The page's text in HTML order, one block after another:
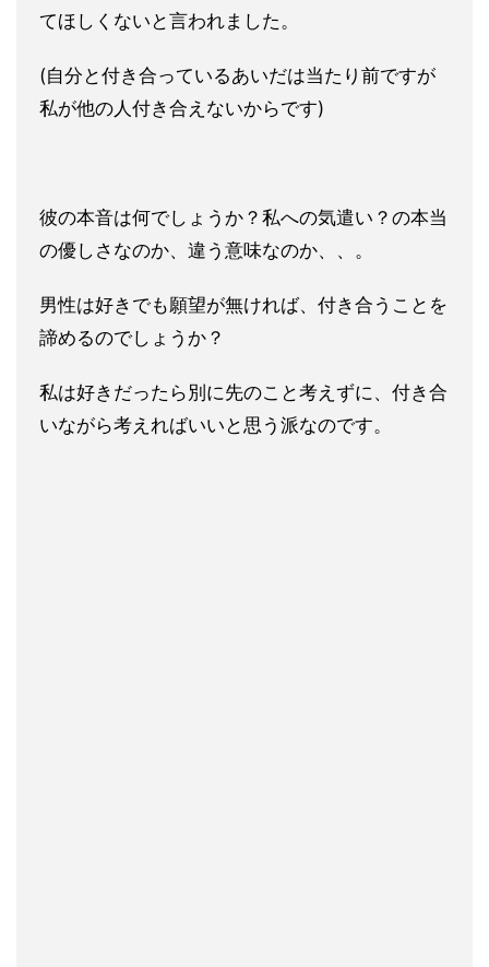
てほしくないと言われました。
(自分と付き合っているあいだは当たり前ですが
私が他の人付き合えないからです)
彼の本音は何でしょうか？私への気遣い？の本当
の優しさなのか、違う意味なのか、、。
男性は好きでも願望が無ければ、付き合うことを
諦めるのでしょうか？
私は好きだったら別に先のこと考えずに、付き合
いながら考えればいいと思う派なのです。